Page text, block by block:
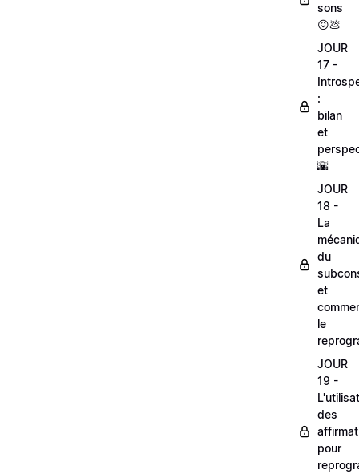
sons
😖💩
JOUR
17 -
:
bilan
et
🌇
JOUR
18 -
La
du
et
le
JOUR
19 -
des
pour